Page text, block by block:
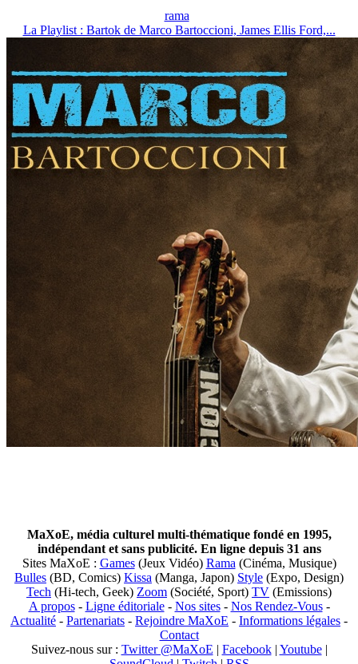
rama
La Playlist : Bartok de Marco Bartoccioni, James Ellis Ford,...
MaXoE, média culturel multi-thématique fondé en 1995,
indépendant et sans publicité. En ligne depuis 31 ans
Sites MaXoE : Games(Jeux Vidéo) Rama (Cinéma, Musique)
Bulles (BD, Comics) Kissa (Manga, Japon) Style (Expo, Design)
Tech (Hi-tech, Geek) Zoom (Société, Sport) TV (Emissions)
A propos- Ligne éditoriale- Nos sites- Nos Rendez-Vous-
Actualité - Partenariats - Rejoindre MaXoE - Informations légales -
Contact
Suivez-nous sur : Twitter @MaXoE | Facebook| Youtube|